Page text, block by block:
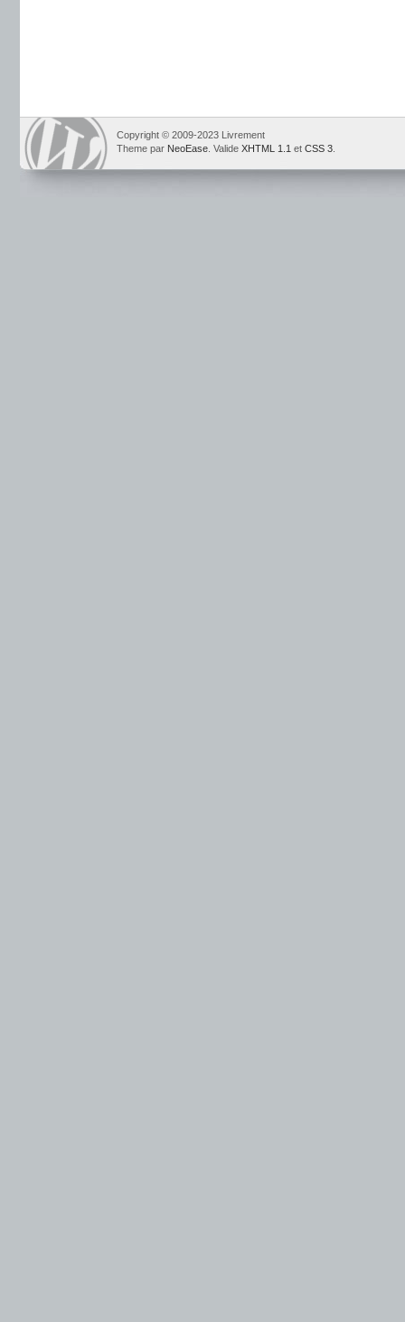
Copyright © 2009-2023 Livrement
Theme par NeoEase . Valide XHTML 1.1 et CSS 3